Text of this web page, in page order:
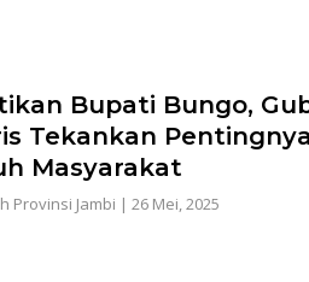
Bupati Bungo,
Tekankan
Masyarakat
Provinsi Jambi |26 Mei, 2025